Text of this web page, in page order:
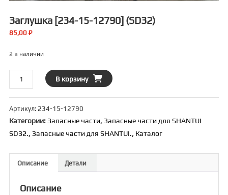
Заглушка [234-15-12790] (SD32)
85,00 ₽
2 в наличии
товара
Заглушка
[234-
15-
12790]
В корзину
Артикул: 234-15-12790
Категории: Запасные части, Запасные части для SHANTUI
SD32., Запасные части для SHANTUI., Каталог
Описание Детали
Описание